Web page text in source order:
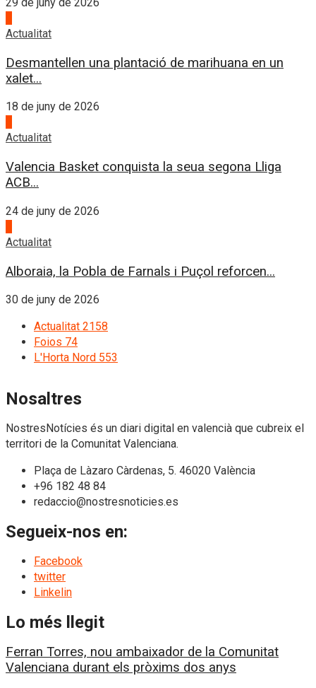
Actualitat
Desmantellen una plantació de marihuana en un
xalet...
18 de juny de 2026
Actualitat
Valencia Basket conquista la seua segona Lliga
ACB...
24 de juny de 2026
Actualitat
Alboraia, la Pobla de Farnals i Puçol reforcen...
30 de juny de 2026
Actualitat 2158
Foios 74
L'Horta Nord 553
Nosaltres
NostresNotícies és un diari digital en valencià que cubreix el
territori de la Comunitat Valenciana.
Plaça de Làzaro Càrdenas, 5. 46020 València
+96 182 48 84
redaccio@nostresnoticies.es
Segueix-nos en:
Facebook
twitter
Linkelin
Lo més llegit
Ferran Torres, nou ambaixador de la Comunitat
Valenciana durant els pròxims dos anys